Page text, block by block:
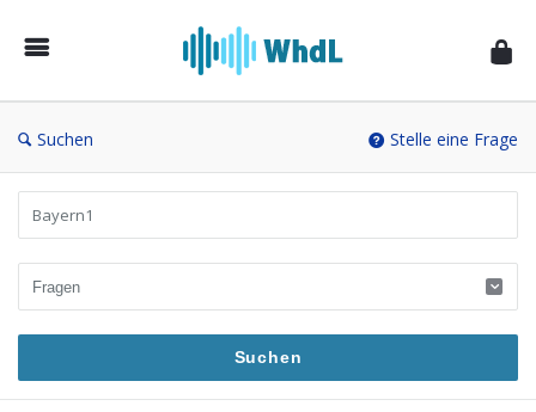
von
Suchen Stelle eine Frage